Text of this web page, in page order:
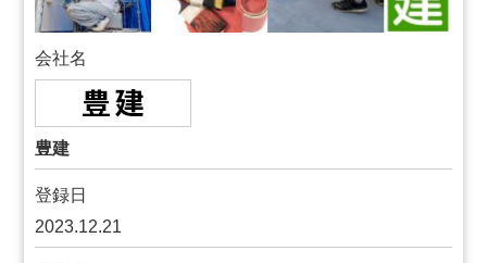
会社名
豊建
登録日
2023.12.21